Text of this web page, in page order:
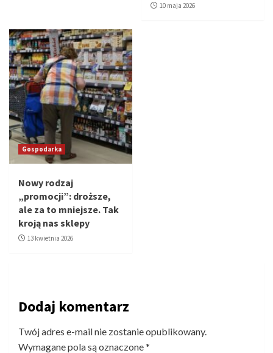
10 maja 2026
Gospodarka
Nowy rodzaj
„promocji”: droższe,
ale za to mniejsze. Tak
kroją nas sklepy
13 kwietnia 2026
Dodaj komentarz
Twój adres e-mail nie zostanie opublikowany.
Wymagane pola są oznaczone*